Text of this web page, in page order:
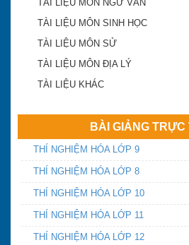
TÀI LIỆU MÔN NGỮ VĂN
TÀI LIỆU MÔN SINH HỌC
TÀI LIỆU MÔN SỬ
TÀI LIỆU MÔN ĐỊA LÝ
TÀI LIỆU KHÁC
BÀI GIẢNG TRỰC
THÍ NGHIỆM HÓA LỚP 9
THÍ NGHIỆM HÓA LỚP 8
THÍ NGHIỆM HÓA LỚP 10
THÍ NGHIỆM HÓA LỚP 11
THÍ NGHIỆM HÓA LỚP 12
Khánh Hòa công bố
lập 2018-2019